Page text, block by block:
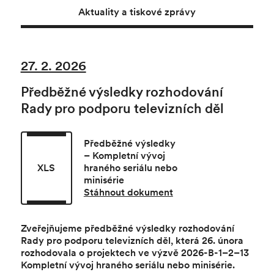
Aktuality a tiskové zprávy
27. 2. 2026
Předběžné výsledky rozhodování
Rady pro podporu televizních děl
Předběžné výsledky
– Kompletní vývoj
hraného seriálu nebo
minisérie
Stáhnout dokument
XLS
Zveřejňujeme předběžné výsledky rozhodování
Rady pro podporu televizních děl, která 26. února
rozhodovala o projektech ve výzvě 2026-B-1–2–13
Kompletní vývoj hraného seriálu nebo minisérie.